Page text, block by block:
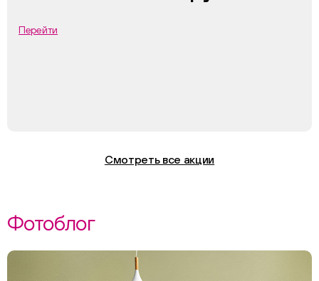
Перейти
Смотреть все акции
Фотоблог